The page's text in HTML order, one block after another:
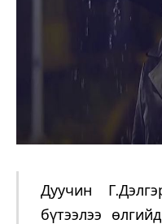
Дуучин
бүтээлээ